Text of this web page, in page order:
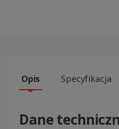
Opis Specyfikacja
Dane